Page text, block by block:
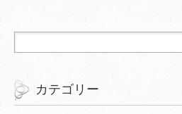
カテゴリー